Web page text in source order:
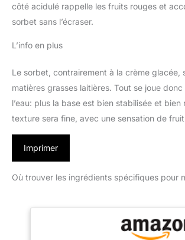
côté acidulé rappelle les fruits rouges et
sorbet sans l’écraser.
L’info en plus
Le sorbet, contrairement à la crème glacée,
matières grasses laitières. Tout se joue
l’eau: plus la base est bien stabilisée et bien
texture sera fine, avec une sensation de
Imprimer
Où trouver les ingrédients spécifiques pour